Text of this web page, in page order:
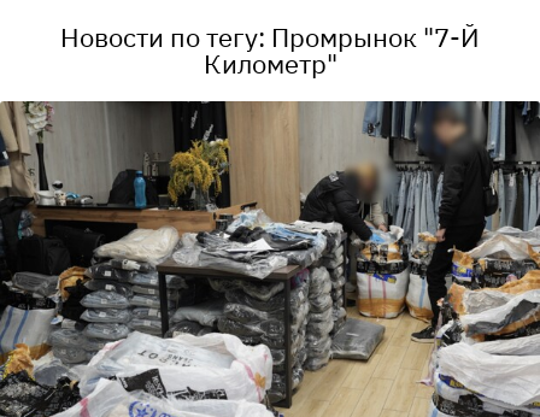
Новости по тегу: Промрынок "7-Й
Километр"